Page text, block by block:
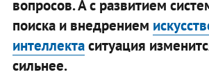
вопросов. А с развитием
поиска и внедрением
интеллектаситуация
сильнее.